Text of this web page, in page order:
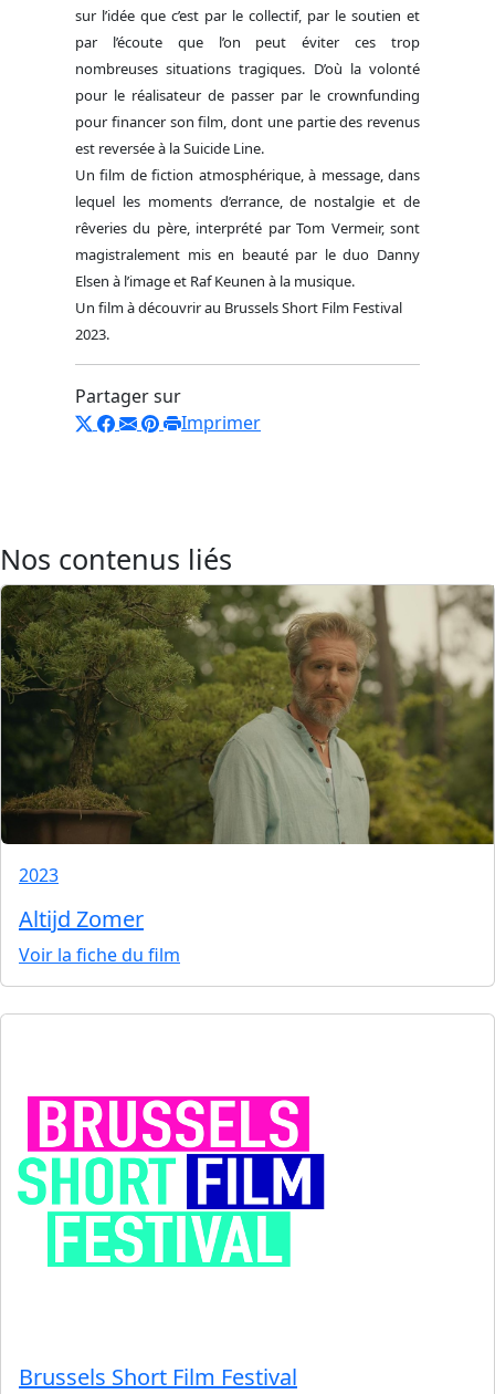
sur l’idée que c’est par le collectif, par le soutien et
par l’écoute que l’on peut éviter ces trop
nombreuses situations tragiques. D’où la volonté
pour le réalisateur de passer par le crownfunding
pour financer son film, dont une partie des revenus
est reversée à la Suicide Line.
Un film de fiction atmosphérique, à message, dans
lequel les moments d’errance, de nostalgie et de
rêveries du père, interprété par Tom Vermeir, sont
magistralement mis en beauté par le duo Danny
Elsen à l’image et Raf Keunen à la musique.
Un film à découvrir au Brussels Short Film Festival
2023.
Partager sur
Imprimer
Nos contenus liés
2023
Altijd Zomer
Voir la fiche du film
Brussels Short Film Festival